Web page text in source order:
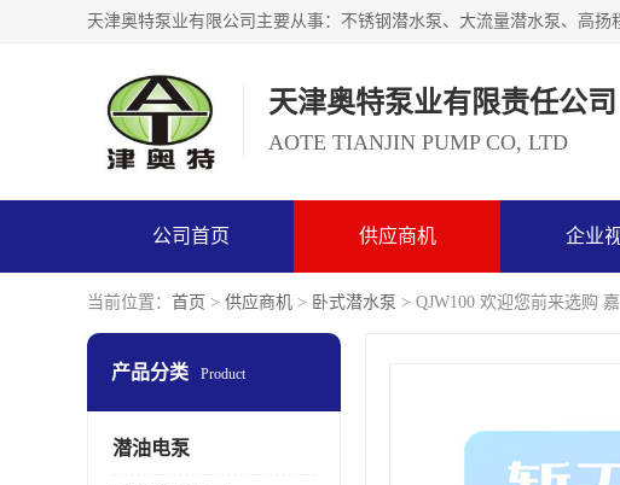
天津奥特泵业有限责任公司
AOTE TIANJIN PUMP CO, LTD
公司首页 供应商机 企业
当前位置： 首页 > 供应商机 > 卧式潜水泵 > QJW100 欢迎您前来选购
产品分类 Product
潜油电泵